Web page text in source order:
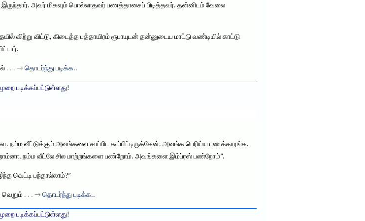
அவர் மிகவும் பொல்லாதவர் பணத்தாசைப் பிடித்தவர். தன்னிடம் வேலை
விட்டு, கிடைத்த பத்தாயிரம் ரூபாயுடன் தன்னுடைய மாட்டு வண்டியில் காட்டு
. . . → தொடர்ந்து படிக்க..
படிக்கப்பட்டுள்ளது!
நம்ம வீட்டுக்கும் அவங்களை சாப்பிட கூப்பிட்டிருக்கேன். அவங்க பெரிய்ய பணக்காரங்க.
நம்ம வீட்லே சில மாற்றங்களை பண்றோம். அவங்களை இம்ப்ரஸ் பண்றோம்”.
வெட்டி பந்தால்லாம்?”
வெறும் . . . → தொடர்ந்து படிக்க..
படிக்கப்பட்டுள்ளது!